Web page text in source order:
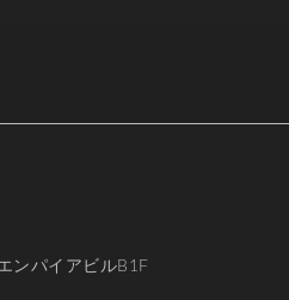
ンパイアビルB1F